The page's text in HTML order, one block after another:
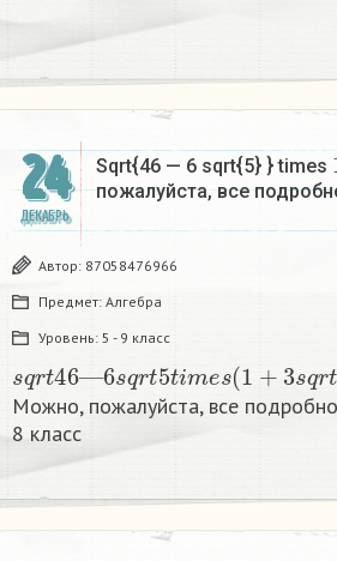
24
ДЕКАБРЬ
Sqrt{46 — 6 sqrt{5} } times
пожалуйста, все
Автор: 87058476966
Предмет: Алгебра
Уровень: 5 - 9 класс
46 6 5 (1 sq
Можно, пожалуйста, все подробно
8 класс​